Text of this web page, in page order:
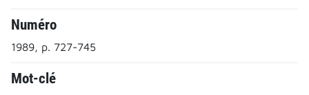
Numéro
1989, p. 727-745
Mot-clé